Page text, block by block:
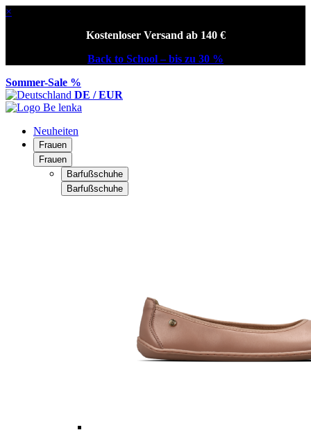
×
Kostenloser Versand ab 140 €
Back to School – bis zu 30 %
Sommer-Sale %
DE / EUR
Neuheiten
Frauen
Frauen
Barfußschuhe
Barfußschuhe